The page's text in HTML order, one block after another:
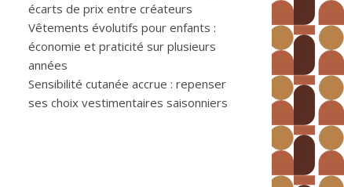
écarts de prix entre créateurs
Vêtements évolutifs pour enfants :
économie et praticité sur plusieurs
années
Sensibilité cutanée accrue : repenser
ses choix vestimentaires saisonniers